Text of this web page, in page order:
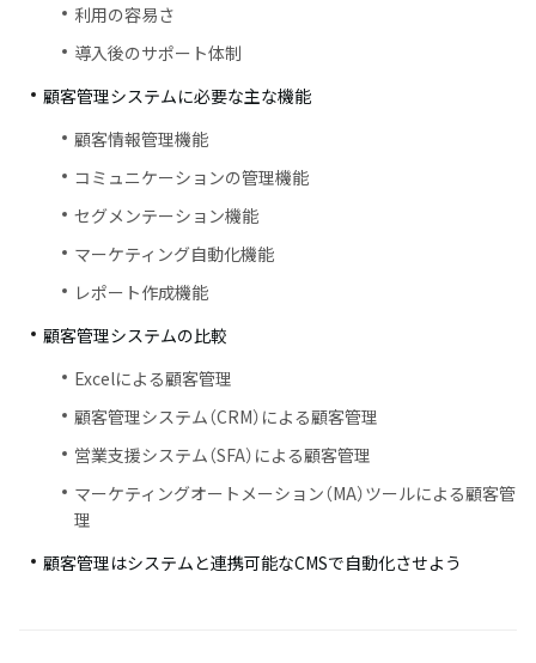
利用の容易さ
導入後のサポート体制
顧客管理システムに必要な主な機能
顧客情報管理機能
コミュニケーションの管理機能
セグメンテーション機能
マーケティング自動化機能
レポート作成機能
顧客管理システムの比較
Excelによる顧客管理
顧客管理システム（CRM）による顧客管理
営業支援システム（SFA）による顧客管理
マーケティングオートメーション（MA）ツールによる顧客管
理
顧客管理はシステムと連携可能なCMSで自動化させよう